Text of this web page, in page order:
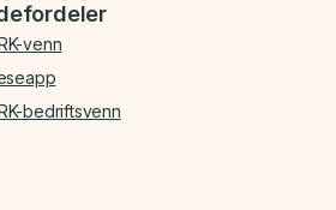
venn
bedriftsvenn